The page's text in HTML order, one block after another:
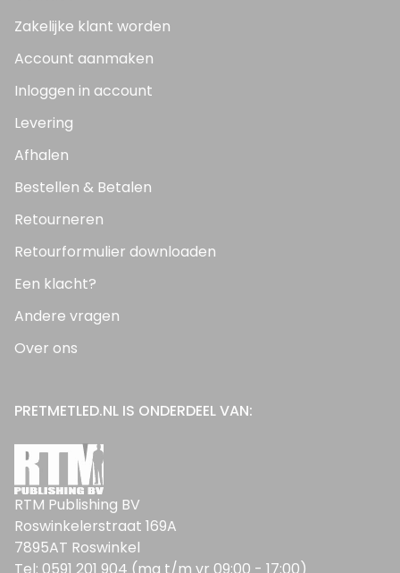
Zakelijke klant worden
Account aanmaken
Inloggen in account
Levering
Afhalen
Bestellen & Betalen
Retourneren
Retourformulier downloaden
Een klacht?
Andere vragen
Over ons
PRETMETLED.NL IS ONDERDEEL VAN:
RTM Publishing BV
Roswinkelerstraat 169A
7895AT Roswinkel